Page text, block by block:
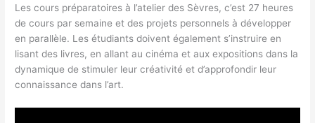
Les cours préparatoires à l’atelier des Sèvres, c’est 27 heures
de cours par semaine et des projets personnels à développer
en parallèle. Les étudiants doivent également s’instruire en
lisant des livres, en allant au cinéma et aux expositions dans la
dynamique de stimuler leur créativité et d’approfondir leur
connaissance dans l’art.